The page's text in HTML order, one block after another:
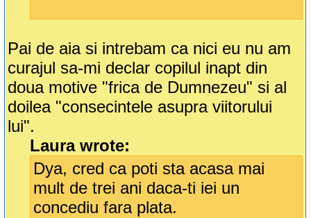
Pai de aia si intrebam ca nici eu nu am
curajul sa-mi declar copilul inapt din
doua motive "frica de Dumnezeu" si al
doilea "consecintele asupra viitorului
lui".
Laura wrote:
Dya, cred ca poti sta acasa mai
mult de trei ani daca-ti iei un
concediu fara plata.